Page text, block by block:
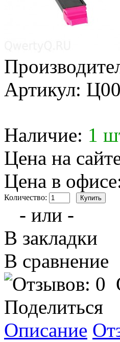
Артикул:
Наличие: 1
Цена на
Цена в
Количество:
- или -
В закладки
В сравнение
Поделиться
Описание